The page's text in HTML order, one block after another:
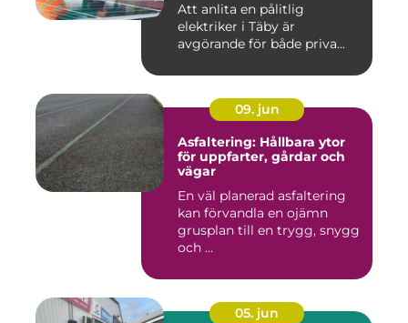
Att anlita en pålitlig
elektriker i Täby är
avgörande för både priva...
09. jun
Asfaltering: Hållbara ytor
för uppfarter, gårdar och
vägar
En väl planerad asfaltering
kan förvandla en ojämn
grusplan till en trygg, snygg
och ...
05. jun